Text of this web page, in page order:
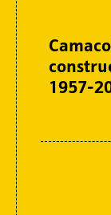
1957-